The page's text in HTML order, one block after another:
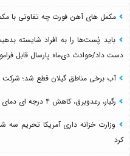
مکمل های آهن فورت چه تفاوتی با
باید پُست‌ها را به افراد شایسته
دست داد/حوادث دی‌ماه پارسال قابل
آب برخی مناطق گیلان قطع شد؛ شرکت
رگبار، رعدوبرق، کاهش ۴ درجه ای دمای گیلان و مواج شدن دریای کاسپین از پنجشنبه
وزارت خزانه داری آمریکا تحریم سه
کرد